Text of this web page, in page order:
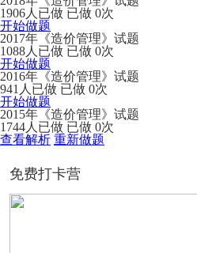
1906人已做 已做 0次
开始做题
2017年《造价管理》试题
1088人已做 已做 0次
开始做题
2016年《造价管理》试题
941人已做 已做 0次
开始做题
2015年《造价管理》试题
1744人已做 已做 0次
查看解析 重新做题
免费打卡营